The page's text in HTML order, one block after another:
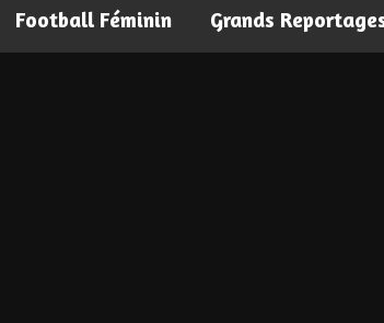
Football Féminin Grands